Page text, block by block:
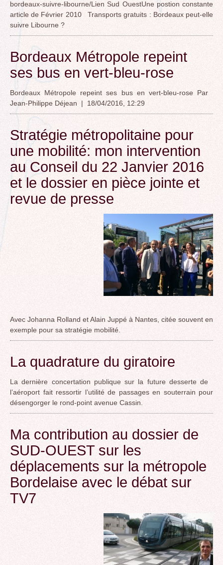
bordeaux-suivre-libourne/Lien Sud OuestUne postion constante
article de Février 2010 Transports gratuits : Bordeaux peut-elle
suivre Libourne ?
Bordeaux Métropole repeint
ses bus en vert-bleu-rose
Bordeaux Métropole repeint ses bus en vert-bleu-rose Par
Jean-Philippe Déjean | 18/04/2016, 12:29
Stratégie métropolitaine pour
une mobilité: mon intervention
au Conseil du 22 Janvier 2016
et le dossier en pièce jointe et
revue de presse
Avec Johanna Rolland et Alain Juppé à Nantes, citée souvent en
exemple pour sa stratégie mobilité.
La quadrature du giratoire
La dernière concertation publique sur la future desserte de
l’aéroport fait ressortir l’utilité de passages en souterrain pour
désengorger le rond-point avenue Cassin.
Ma contribution au dossier de
SUD-OUEST sur les
déplacements sur la métropole
Bordelaise avec le débat sur
TV7